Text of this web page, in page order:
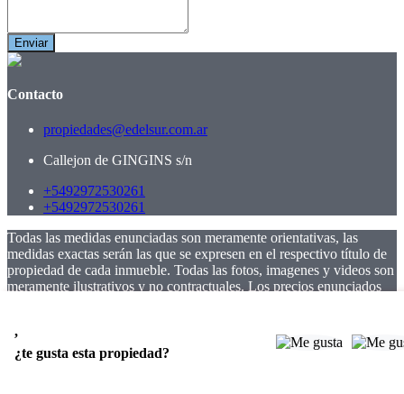
,
¿te gusta esta propiedad?
Enviar
Contacto
propiedades@edelsur.com.ar
Callejon de GINGINS s/n
+5492972530261
+5492972530261
Todas las medidas enunciadas son meramente orientativas, las
medidas exactas serán las que se expresen en el respectivo título de
propiedad de cada inmueble. Todas las fotos, imagenes y videos son
meramente ilustrativos y no contractuales. Los precios enunciados
© 2026 EMPRENDIMIENTOS DEL SUR PROPIEDADES.